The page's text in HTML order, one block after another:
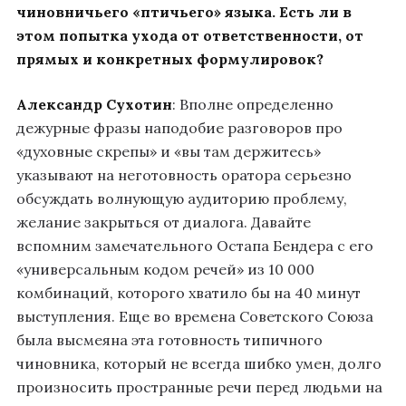
чиновничьего «птичьего» языка. Есть ли в
этом попытка ухода от ответственности, от
прямых и конкретных формулировок?
Александр Сухотин: Вполне определенно
дежурные фразы наподобие разговоров про
«духовные скрепы» и «вы там держитесь»
указывают на неготовность оратора серьезно
обсуждать волнующую аудиторию проблему,
желание закрыться от диалога. Давайте
вспомним замечательного Остапа Бендера с его
«универсальным кодом речей» из 10 000
комбинаций, которого хватило бы на 40 минут
выступления. Еще во времена Советского Союза
была высмеяна эта готовность типичного
чиновника, который не всегда шибко умен, долго
произносить пространные речи перед людьми на